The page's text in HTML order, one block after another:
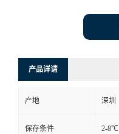
产品详请
产地 深圳
保存条件 2-8℃